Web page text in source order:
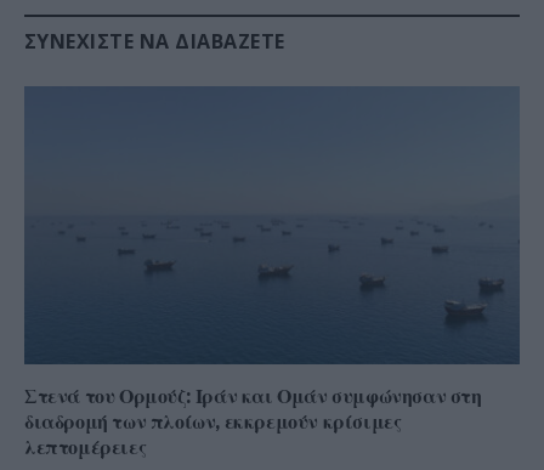
ΣΥΝΕΧΊΣΤΕ ΝΑ ΔΙΑΒΆΖΕΤΕ
Στενά του Ορμούζ: Ιράν και Ομάν συμφώνησαν στη
διαδρομή των πλοίων, εκκρεμούν κρίσιμες
λεπτομέρειες